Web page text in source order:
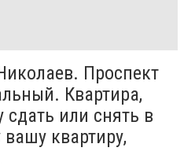
Проспект
Квартира,
сдать или снять в
вашу квартиру,